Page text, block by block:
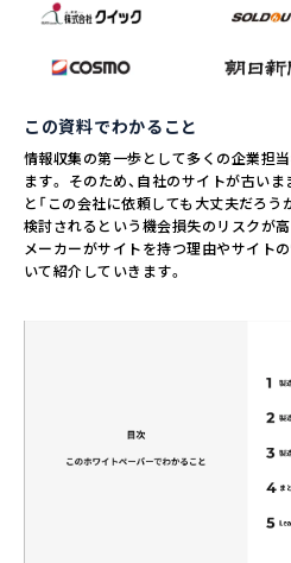
この資料でわかること
情報収集の第一歩として多くの企業担
ます。 そのため、自社のサイトが古い
と「この会社に依頼しても大丈夫だろう
検討されるという機会損失のリスクが高
メーカーがサイトを持つ理由やサイト
いて紹介していきます。